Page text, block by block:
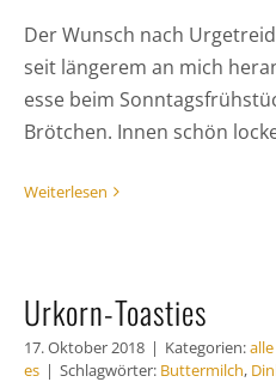
Der Wunsch nach
seit längerem an mich
esse beim
Brötchen. Innen schön
Weiterlesen
Urkorn-Toasties
17. Oktober 2018 | Kategorien:
es | Schlagwörter: Buttermilch,